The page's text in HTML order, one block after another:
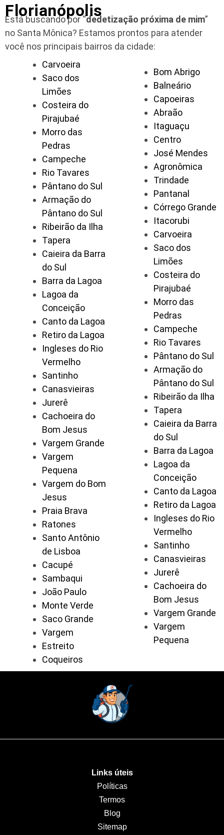
Florianópolis
Está buscando por “dedetização próxima de mim”
no Santa Mônica? Estamos prontos para atender
você nos principais bairros da cidade:
Carvoeira
Saco dos
Limões
Costeira do
Pirajubaé
Morro das
Pedras
Campeche
Rio Tavares
Pântano do Sul
Armação do
Pântano do Sul
Ribeirão da Ilha
Tapera
Caieira da Barra
do Sul
Barra da Lagoa
Lagoa da
Conceição
Canto da Lagoa
Retiro da Lagoa
Ingleses do Rio
Vermelho
Santinho
Canasvieiras
Jurerê
Cachoeira do
Bom Jesus
Vargem Grande
Vargem
Pequena
Vargem do Bom
Jesus
Praia Brava
Ratones
Santo Antônio
de Lisboa
Cacupé
Sambaqui
João Paulo
Monte Verde
Saco Grande
Vargem
Estreito
Coqueiros
Bom Abrigo
Balneário
Capoeiras
Abraão
Itaguaçu
Centro
José Mendes
Agronômica
Trindade
Pantanal
Córrego Grande
Itacorubi
Carvoeira
Saco dos
Limões
Costeira do
Pirajubaé
Morro das
Pedras
Campeche
Rio Tavares
Pântano do Sul
Armação do
Pântano do Sul
Ribeirão da Ilha
Tapera
Caieira da Barra
do Sul
Barra da Lagoa
Lagoa da
Conceição
Canto da Lagoa
Retiro da Lagoa
Ingleses do Rio
Vermelho
Santinho
Canasvieiras
Jurerê
Cachoeira do
Bom Jesus
Vargem Grande
Vargem
Pequena
Links úteis
Políticas
Termos
Blog
Sitemap